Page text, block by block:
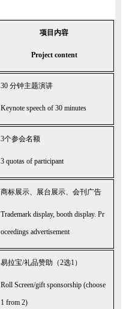
项目内容
Project content
30 分钟主题演讲
Keynote speech of 30 minutes
3个参会名额
3 quotas of participant
商标展示、展台展示、会刊广告
Trademark display, booth display. Pr
oceedings advertisement
易拉宝/礼品赞助（2选1）
Roll Screen/gift sponsorship (choose
1 from 2)